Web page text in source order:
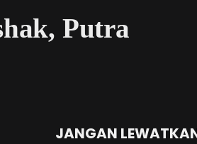
Putra
JANGAN